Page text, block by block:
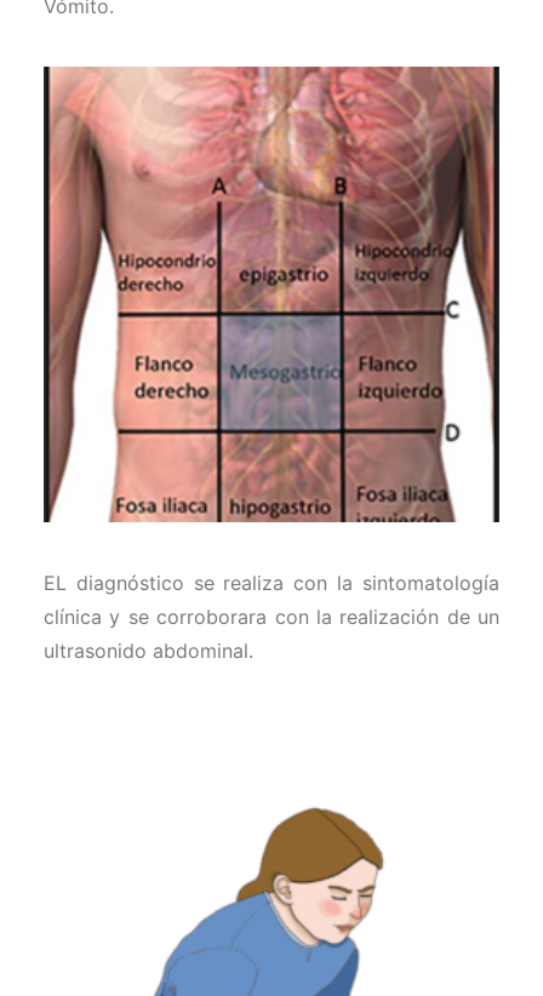
Vómito.
EL diagnóstico se realiza con la sintomatología
clínica y se corroborara con la realización de un
ultrasonido abdominal.